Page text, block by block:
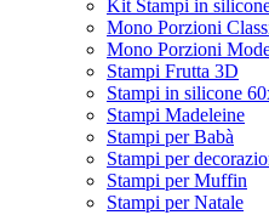
Kit Stampi in
Mono Porzioni
Mono Porzioni
Stampi Frutta 3D
Stampi in silicone
Stampi Madeleine
Stampi per Babà
Stampi per
Stampi per Muffin
Stampi per Natale